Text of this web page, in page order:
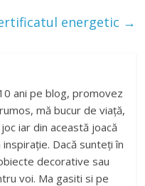
energetic →
ani pe blog, promovez
mă bucur de viață,
iar din această joacă
Dacă sunteți în
decorative sau
voi. Ma gasiti si pe